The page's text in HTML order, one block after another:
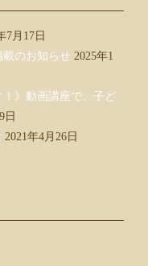
7月17日
載のお知らせ 2025年1
！》動画講座で、子ど
日
2021年4月26日